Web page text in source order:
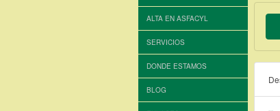
ALTA EN ASFACYL
SERVICIOS
DONDE ESTAMOS
BLOG